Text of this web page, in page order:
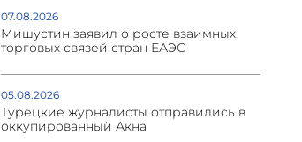
07.08.2026
Мишустин заявил о росте взаимных
торговых связей стран ЕАЭС
05.08.2026
Турецкие журналисты отправились в
оккупированный Акна